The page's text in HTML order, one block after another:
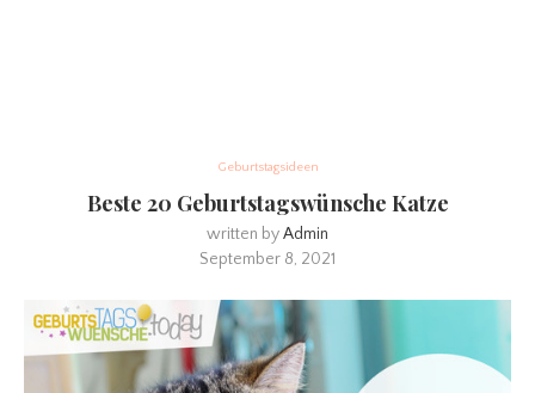
Geburtstagsideen
Beste 20 Geburtstagswünsche Katze
written byAdmin
September 8, 2021